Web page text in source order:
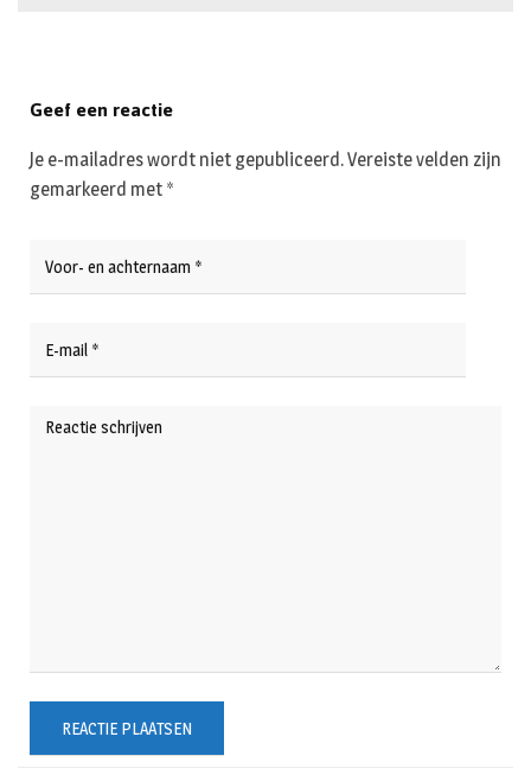
Geef een reactie
Je e-mailadres wordt niet gepubliceerd.Vereiste velden zijn
gemarkeerd met *